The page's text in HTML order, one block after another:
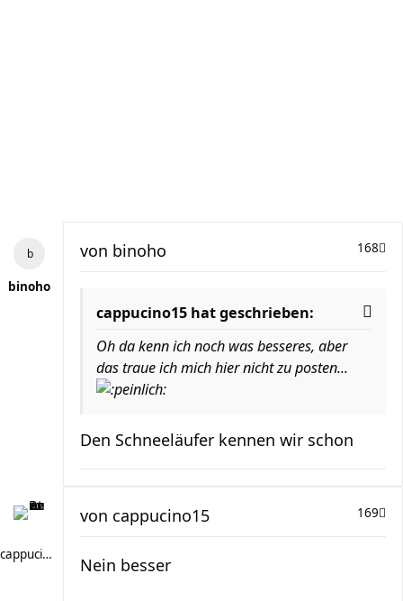
binoho
168
von binoho
cappucino15 hat geschrieben:
Oh da kenn ich noch was besseres, aber
das traue ich mich hier nicht zu posten...
Den Schneeläufer kennen wir schon
cappucino15
169
von cappucino15
Nein besser